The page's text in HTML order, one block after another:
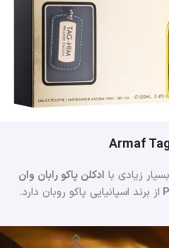
زیادی با ادکلن پاکو رابان وان
از برند اسپانیایی پاکو روبان دارد.